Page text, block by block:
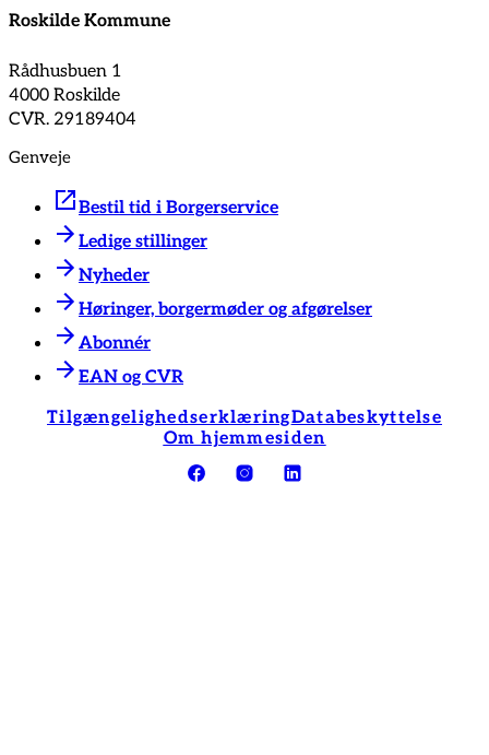
Roskilde Kommune
Rådhusbuen 1
4000 Roskilde
CVR. 29189404
Genveje
Bestil tid i Borgerservice
Ledige stillinger
Nyheder
Høringer, borgermøder og afgørelser
Abonnér
EAN og CVR
TilgængelighedserklæringDatabeskyttelse
Om hjemmesiden